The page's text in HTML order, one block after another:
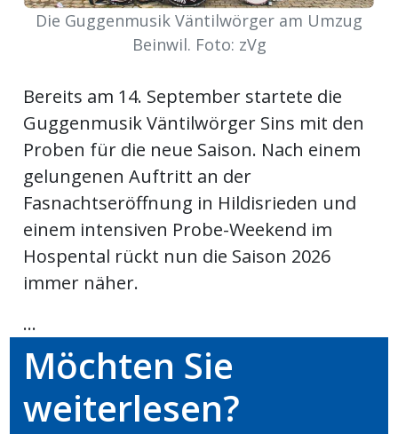
Auw:
Mitteilungen
Die Guggenmusik Väntilwörger am Umzug
Beinwil. Foto: zVg
Bereits am 14. September startete die
Guggenmusik Väntilwörger Sins mit den
Proben für die neue Saison. Nach einem
gelungenen Auftritt an der
Fasnachtseröffnung in Hildisrieden und
einem intensiven Probe-Weekend im
Hospental rückt nun die Saison 2026
immer näher.
...
Möchten Sie
weiterlesen?